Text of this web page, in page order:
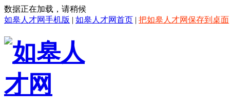
数据正在加载，请稍候
如皋人才网手机版 | 如皋人才网首页 | 把如皋人才网保存到桌面